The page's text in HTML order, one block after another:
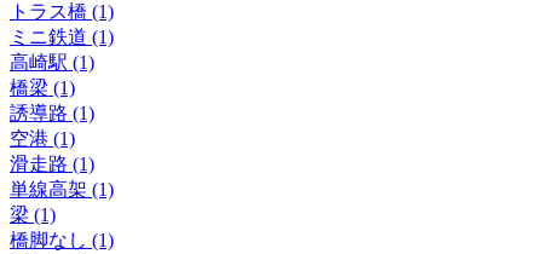
トラス橋 (1)
ミニ鉄道 (1)
高崎駅 (1)
橋梁 (1)
誘導路 (1)
空港 (1)
滑走路 (1)
単線高架 (1)
梁 (1)
橋脚なし (1)